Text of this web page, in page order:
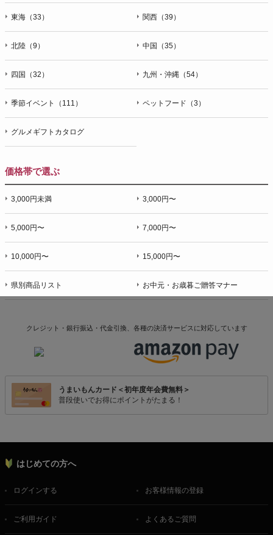
東海（33） 関西（39）
北陸（9） 中国（35）
四国（32） 九州・沖縄（54）
季節イベント（111） ペットフード（3）
グルメギフトカタログ
価格帯で選ぶ
3,000円未満 3,000円〜
5,000円〜 7,000円〜
10,000円〜 15,000円〜
県別商品リスト お中元・お歳暮ご贈答マナー
クレジット・銀行振込・代金引換、各種の決済サービスに対応しています
うまいもんカード＜初年度年会費無料＞
普段使いでお得にポイントがたまる！
はじめての方へ
ログインする お客様情報の登録
ご利用ガイド よくあるご質問